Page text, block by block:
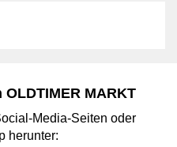
MARKT
Media-Seiten oder
herunter: